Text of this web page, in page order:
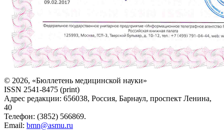
© 2026, «Бюллетень медицинской науки»
ISSN 2541-8475 (print)
Адрес редакции: 656038, Россия, Барнаул, проспект Ленина,
40
Телефон: (3852) 566869.
Email: bmn@asmu.ru